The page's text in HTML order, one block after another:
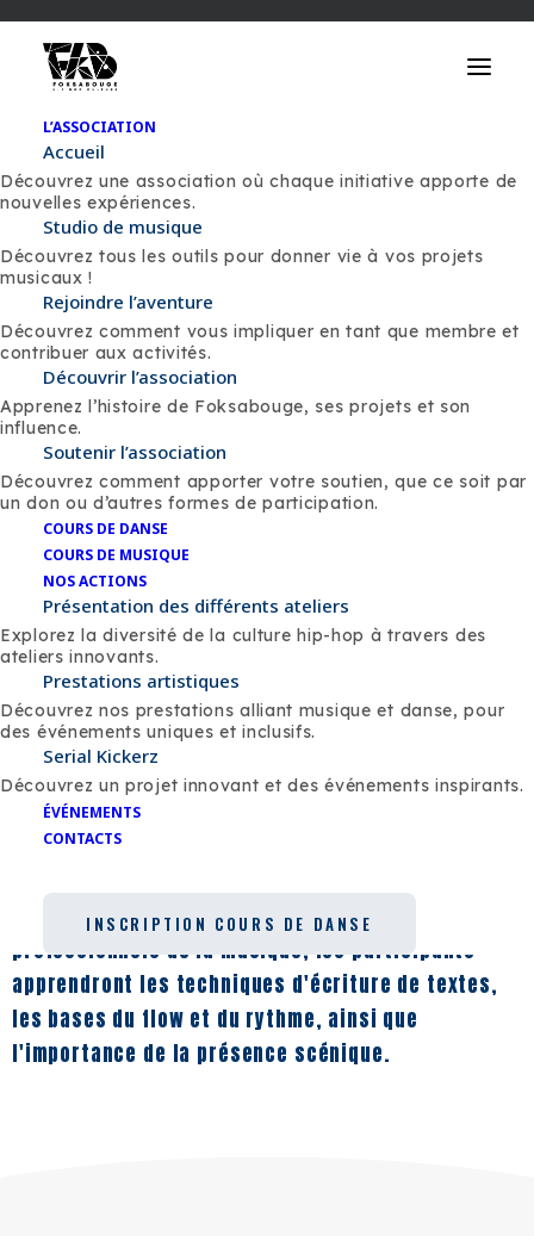
L’ASSOCIATION
Accueil
Découvrez une association où chaque initiative apporte de
nouvelles expériences.
Studio de musique
Découvrez tous les outils pour donner vie à vos projets
musicaux !
Rejoindre l’aventure
Découvrez comment vous impliquer en tant que membre et
contribuer aux activités.
Découvrir l’association
Apprenez l’histoire de Foksabouge, ses projets et son
influence.
Soutenir l’association
Découvrez comment apporter votre soutien, que ce soit par
un don ou d’autres formes de participation.
COURS DE DANSE
COURS DE MUSIQUE
NOS ACTIONS
Présentation des différents ateliers
Explorez la diversité de la culture hip-hop à travers des
ateliers innovants.
Prestations artistiques
Découvrez nos prestations alliant musique et danse, pour
des événements uniques et inclusifs.
Serial Kickerz
Découvrez un projet innovant et des événements inspirants.
ÉVÉNEMENTS
CONTACTS
INSCRIPTION COURS DE DANSE
MARCHE
ATELIER - ECRITURE - RAP
FOKSABOUGE
Dans l'atelier Rap intitulé 'Marche', les
participants sont invités à explorer l'univers du
authentique. Encadrés par des artistes et des
professionnels de la musique, les participants
apprendront les techniques d'écriture de textes,
les bases du flow et du rythme, ainsi que
l'importance de la présence scénique.